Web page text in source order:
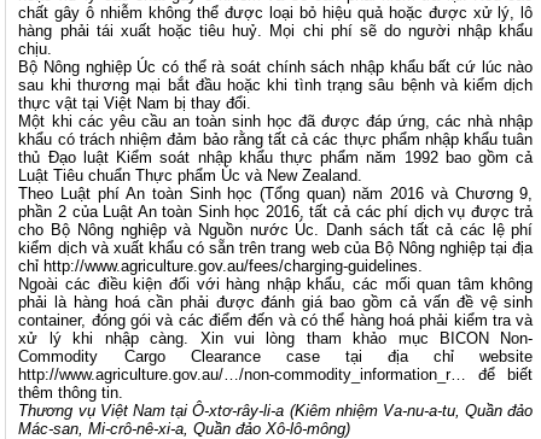
chất gây ô nhiễm không thể được loại bỏ hiệu quả hoặc được xử lý, lô
hàng phải tái xuất hoặc tiêu huỷ. Mọi chi phí sẽ do người nhập khẩu
chịu.
Bộ Nông nghiệp Úc có thể rà soát chính sách nhập khẩu bất cứ lúc nào
sau khi thương mại bắt đầu hoặc khi tình trạng sâu bệnh và kiểm dịch
thực vật tại Việt Nam bị thay đổi.
Một khi các yêu cầu an toàn sinh học đã được đáp ứng, các nhà nhập
khẩu có trách nhiệm đảm bảo rằng tất cả các thực phẩm nhập khẩu tuân
thủ Đạo luật Kiểm soát nhập khẩu thực phẩm năm 1992 bao gồm cả
Luật Tiêu chuẩn Thực phẩm Úc và New Zealand.
Theo Luật phí An toàn Sinh học (Tổng quan) năm 2016 và Chương 9,
phần 2 của Luật An toàn Sinh học 2016, tất cả các phí dịch vụ được trả
cho Bộ Nông nghiệp và Nguồn nước Úc. Danh sách tất cả các lệ phí
kiểm dịch và xuất khẩu có sẵn trên trang web của Bộ Nông nghiệp tại địa
chỉhttp://www.agriculture.gov.au/fees/charging-guidelines
Ngoài các điều kiện đối với hàng nhập khẩu, các mối quan tâm không
phải là hàng hoá cần phải được đánh giá bao gồm cả vấn đề vệ sinh
container, đóng gói và các điểm đến và có thể hàng hoá phải kiểm tra và
xử lý khi nhập càng. Xin vui lòng tham khảo mục BICON Non-
Commodity Cargo Clearance case tại địa chỉ website
http://www.agriculture.gov.au/…/non-commodity_information_r… để biết
thêm thông tin.
Thương vụ Việt Nam tại Ô-xtơ-rây-li-a (Kiêm nhiệm Va-nu-a-tu, Quần đảo
Mác-san, Mi-crô-nê-xi-a, Quần đảo Xô-lô-mông)